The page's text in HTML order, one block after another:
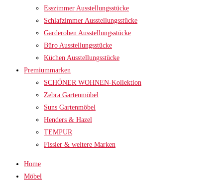
Esszimmer Ausstellungsstücke
Schlafzimmer Ausstellungsstücke
Garderoben Ausstellungsstücke
Büro Ausstellungsstücke
Küchen Ausstellungsstücke
Premiummarken
SCHÖNER WOHNEN-Kollektion
Zebra Gartenmöbel
Suns Gartenmöbel
Henders & Hazel
TEMPUR
Fissler & weitere Marken
Home
Möbel